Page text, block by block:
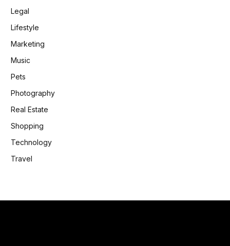
Legal
Lifestyle
Marketing
Music
Pets
Photography
Real Estate
Shopping
Technology
Travel